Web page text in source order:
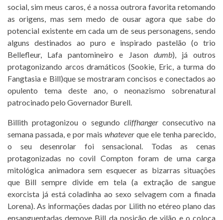
social, sim meus caros, é a nossa outrora favorita retomando
as origens, mas sem medo de ousar agora que sabe do
potencial existente em cada um de seus personagens, sendo
alguns destinados ao puro e inspirado pastelão (o trio
Bellefleur, Lafa pantomineiro e Jason dumb), já outros
protagonizando arcos dramáticos (Sookie, Eric, a turma do
Fangtasia e Bill)que se mostraram concisos e conectados ao
opulento tema deste ano, o neonazismo sobrenatural
patrocinado pelo Governador Burell.
Billith protagonizou o segundo cliffhanger consecutivo na
semana passada, e por mais whatever que ele tenha parecido,
o seu desenrolar foi sensacional. Todas as cenas
protagonizadas no covil Compton foram de uma carga
mitológica animadora sem esquecer as bizarras situações
que Bill sempre divide em tela (a extração de sangue
exorcista já está coladinha ao sexo selvagem com a finada
Lorena). As informações dadas por Lilith no etéreo plano das
ensanguentadas demove Bill da posição de vilão e o coloca